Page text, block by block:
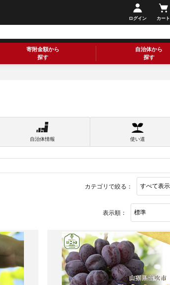
ログイン カート
寄附金額から
探す
自治体から
探す
自治体情報 使い道
カテゴリで絞る：
表示順：